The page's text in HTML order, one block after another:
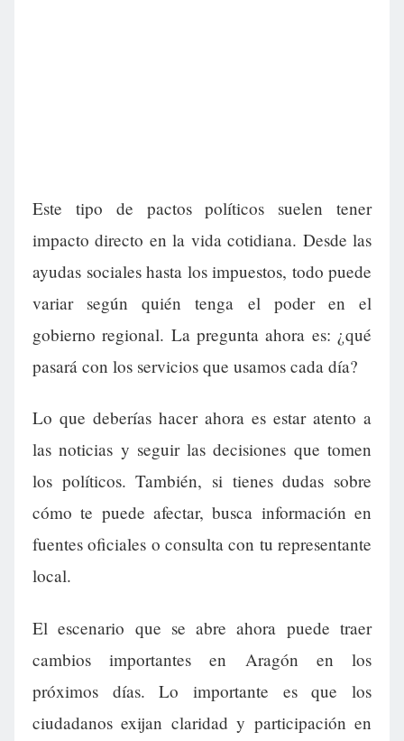
Este tipo de pactos políticos suelen tener
impacto directo en la vida cotidiana. Desde las
ayudas sociales hasta los impuestos, todo puede
variar según quién tenga el poder en el
gobierno regional. La pregunta ahora es: ¿qué
pasará con los servicios que usamos cada día?
Lo que deberías hacer ahora es estar atento a
las noticias y seguir las decisiones que tomen
los políticos. También, si tienes dudas sobre
cómo te puede afectar, busca información en
fuentes oficiales o consulta con tu representante
local.
El escenario que se abre ahora puede traer
cambios importantes en Aragón en los
próximos días. Lo importante es que los
ciudadanos exijan claridad y participación en